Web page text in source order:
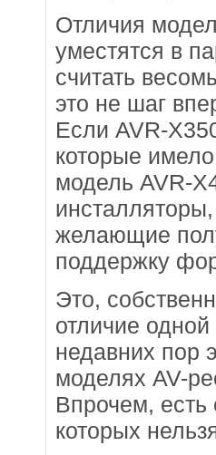
Отличия
уместятся в
считать
это не шаг
Если AVR-
которые
модель AVR-
желающие
поддержку
Это,
отличие
недавних пор
моделях AV-
Впрочем, есть
которых